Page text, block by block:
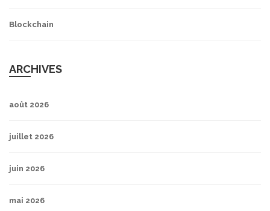
Blockchain
ARCHIVES
août 2026
juillet 2026
juin 2026
mai 2026